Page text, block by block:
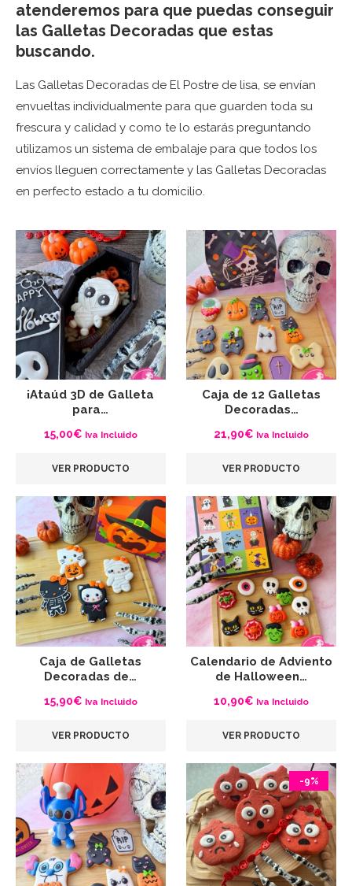
atenderemos para que puedas conseguir
las Galletas Decoradas que estas
buscando.
Las Galletas Decoradas de El Postre de lisa, se envían
envueltas individualmente para que guarden toda su
frescura y calidad y como te lo estarás preguntando
utilizamos un sistema de embalaje para que todos los
envíos lleguen correctamente y las Galletas Decoradas
en perfecto estado a tu domicilio.
¡Ataúd 3D de Galleta
para…
15,00€ Iva Incluido
VER PRODUCTO
Caja de 12 Galletas
Decoradas…
21,90€ Iva Incluido
VER PRODUCTO
Caja de Galletas
Decoradas de…
15,90€ Iva Incluido
VER PRODUCTO
Calendario de Adviento
de Halloween…
10,90€ Iva Incluido
VER PRODUCTO
-9%